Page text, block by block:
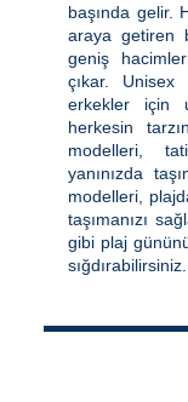
başında gelir.
araya getiren
geniş
çıkar.
erkekler için
herkesin
modelleri,
yanınızda
modelleri,
taşımanızı
gibi plaj
sığdırabilirsiniz.